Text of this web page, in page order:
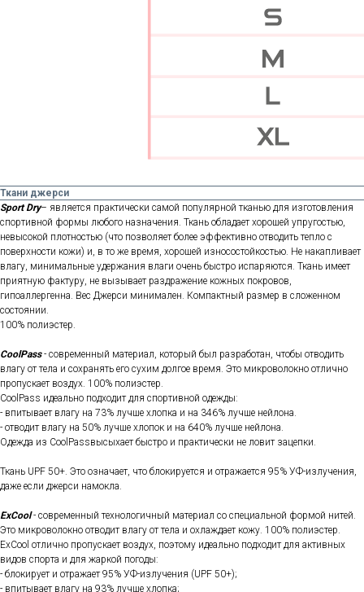
Ткани джерси
Sport Dry– является практически самой популярной тканью для изготовления
спортивной формы любого назначения. Ткань обладает хорошей упругостью,
невысокой плотностью (что позволяет более эффективно отводить тепло с
поверхности кожи) и, в то же время, хорошей износостойкостью. Не накапливает
влагу, минимальные удержания влаги очень быстро испаряются. Ткань имеет
приятную фактуру, не вызывает раздражение кожных покровов,
гипоаллергенна. Вес Джерси минимален. Компактный размер в сложенном
состоянии.
100% полиэстер.
CoolPass- современный материал, который был разработан, чтобы отводить
влагу от тела и сохранять его сухим долгое время. Это микроволокно отлично
пропускает воздух. 100% полиэстер.
CoolPass идеально подходит для спортивной одежды:
- впитывает влагу на 73% лучше хлопка и на 346% лучше нейлона.
- отводит влагу на 50% лучше хлопок и на 640% лучше нейлона.
Одежда из CoolPassвысыхает быстро и практически не ловит зацепки.
Ткань UPF 50+. Это означает, что блокируется и отражается 95% УФ-излучения,
даже если джерси намокла.
ExCool- современный технологичный материал со специальной формой нитей.
Это микроволокно отводит влагу от тела и охлаждает кожу. 100% полиэстер.
ExCool отлично пропускает воздух, поэтому идеально подходит для активных
видов спорта и для жаркой погоды:
- блокирует и отражает 95% УФ-излучения (UPF 50+);
- впитывает влагу на 93% лучше хлопка;